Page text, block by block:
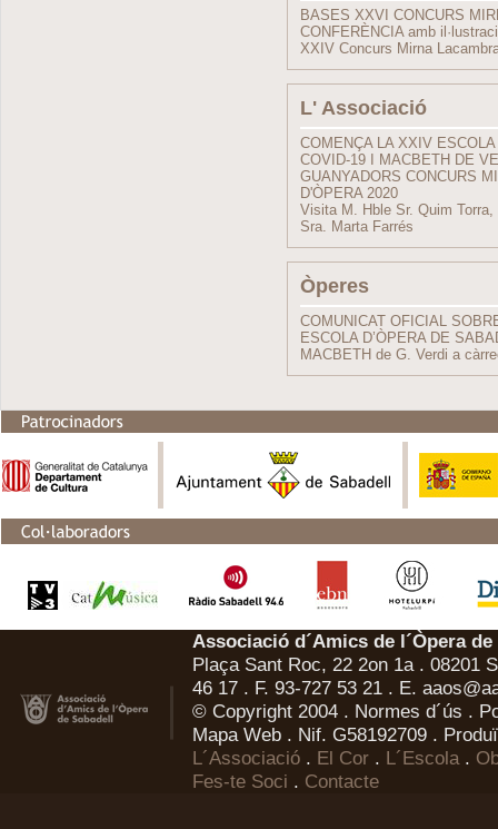
BASES XXVI CONCURS
CONFERÈNCIA amb
XXIV Concurs Mirna
L' Associació
COMENÇA LA XXIV
COVID-19 I MACBETH DE
GUANYADORS CONCURS
D'ÒPERA 2020
Visita M. Hble Sr. Quim
Sra. Marta Farrés
Òperes
COMUNICAT OFICIAL
ESCOLA D’ÒPERA DE
MACBETH de G. Verdi a
Associació d´Amics de l´Òpera
Plaça Sant Roc, 22 2on 1a . 08201
46 17 . F. 93-727 53 21 . E.
© Copyright 2004 . Normes d´ús .
Mapa Web . Nif. G58192709 .
L´Associació . El Cor . L´Escola.
Fes-te Soci . Contacte